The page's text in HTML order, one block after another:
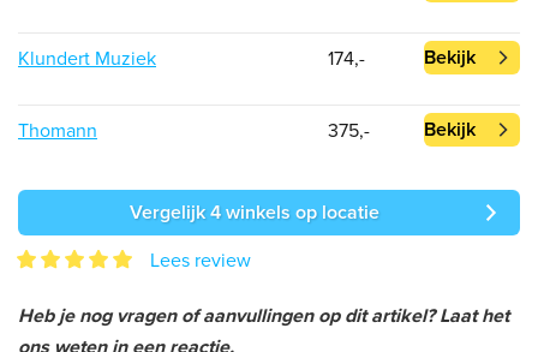
Klundert Muziek 174,- Bekijk
Thomann 375,- Bekijk
Vergelijk 4 winkels op locatie
Lees review
Heb je nog vragen of aanvullingen op dit artikel? Laat het
ons weten in een reactie.